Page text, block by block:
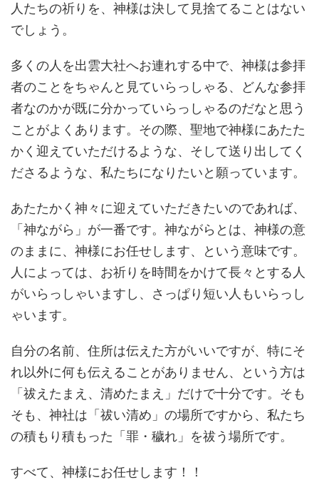
人たちの祈りを、神様は決して見捨てることはない
でしょう。
多くの人を出雲大社へお連れする中で、神様は参拝
者のことをちゃんと見ていらっしゃる、どんな参拝
者なのかが既に分かっていらっしゃるのだなと思う
ことがよくあります。その際、聖地で神様にあたた
かく迎えていただけるような、そして送り出してく
ださるような、私たちになりたいと願っています。
あたたかく神々に迎えていただきたいのであれば、
「神ながら」が一番です。神ながらとは、神様の意
のままに、神様にお任せします、という意味です。
人によっては、お祈りを時間をかけて長々とする人
がいらっしゃいますし、さっぱり短い人もいらっし
ゃいます。
自分の名前、住所は伝えた方がいいですが、特にそ
れ以外に何も伝えることがありません、という方は
「祓えたまえ、清めたまえ」だけで十分です。そも
そも、神社は「祓い清め」の場所ですから、私たち
の積もり積もった「罪・穢れ」を祓う場所です。
すべて、神様にお任せします！！